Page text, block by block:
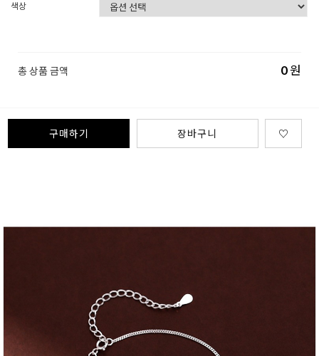
색상
총 상품 금액 0원
구매하기 장바구니 ♡